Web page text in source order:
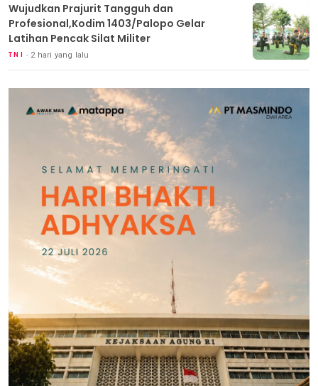
Wujudkan Prajurit Tangguh dan
Profesional,Kodim 1403/Palopo Gelar
Latihan Pencak Silat Militer
TNI 2 hari yang lalu